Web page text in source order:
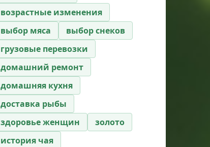
возрастные изменения
выбор мяса
выбор снеков
грузовые перевозки
домашний ремонт
домашняя кухня
доставка рыбы
здоровье женщин
золото
история чая